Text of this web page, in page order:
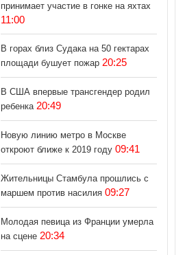
принимает участие в гонке на яхтах
11:00
В горах близ Судака на 50 гектарах
площади бушует пожар 20:25
В США впервые трансгендер родил
ребенка 20:49
Новую линию метро в Москве
откроют ближе к 2019 году 09:41
Жительницы Стамбула прошлись с
маршем против насилия 09:27
Молодая певица из Франции умерла
на сцене 20:34